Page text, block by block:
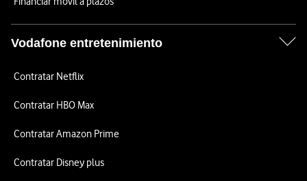
Vodafone entretenimiento
Contratar Netflix
Contratar HBO Max
Contratar Amazon Prime
Contratar Disney plus